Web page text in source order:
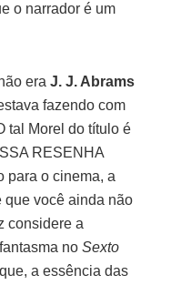
o narrador é um
era J. J. Abrams
fazendo com
tal Morel do título é
RESENHA
para o cinema, a
que você ainda não
considere a
no Sexto
a essência das